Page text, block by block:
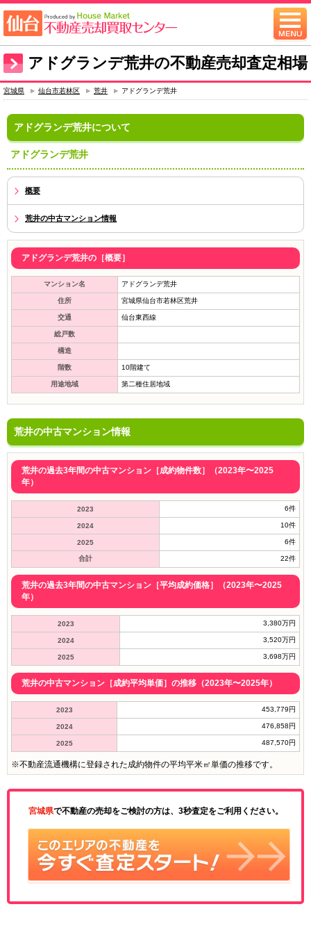
アドグランデ荒井の不動産売却査定相場
宮城県 仙台市若林区 荒井 アドグランデ荒井
アドグランデ荒井について
アドグランデ荒井
概要
荒井の中古マンション情報
アドグランデ荒井の［概要］
マンション名 アドグランデ荒井
住所 宮城県仙台市若林区荒井
交通 仙台東西線
総戸数
構造
階数 10階建て
用途地域 第二種住居地域
荒井の中古マンション情報
荒井の過去3年間の中古マンション［成約物件数］（2023年〜2025
年）
2023 6件
2024 10件
2025 6件
合計 22件
荒井の過去3年間の中古マンション［平均成約価格］（2023年〜2025
年）
2023 3,380万円
2024 3,520万円
2025 3,698万円
荒井の中古マンション［成約平均単価］の推移（2023年〜2025年）
2023 453,779円
2024 476,858円
2025 487,570円
※不動産流通機構に登録された成約物件の平均平米㎡単価の推移です。
宮城県で不動産の売却をご検討の方は、3秒査定をご利用ください。